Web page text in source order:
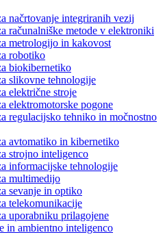
načrtovanje integriranih vezij
računalniške metode v elektroniki
metrologijo in kakovost
robotiko
biokibernetiko
slikovne tehnologije
električne stroje
elektromotorske pogone
regulacijsko tehniko in močnostno
avtomatiko in kibernetiko
strojno inteligenco
informacijske tehnologije
multimedijo
sevanje in optiko
telekomunikacije
uporabniku prilagojene
in ambientno inteligenco